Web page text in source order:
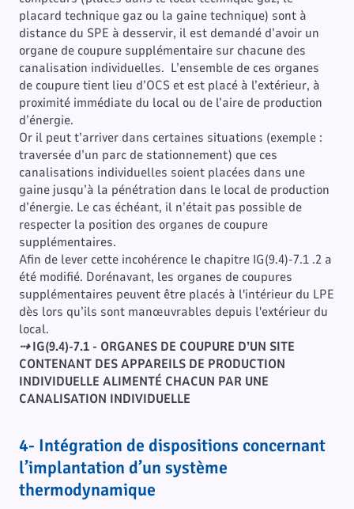
placard technique gaz ou la gaine technique) sont à
distance du SPE à desservir, il est demandé d’avoir un
organe de coupure supplémentaire sur chacune des
canalisation individuelles. L’ensemble de ces organes
de coupure tient lieu d’OCS et est placé à l’extérieur, à
proximité immédiate du local ou de l’aire de production
d’énergie.
Or il peut t’arriver dans certaines situations (exemple :
traversée d’un parc de stationnement) que ces
canalisations individuelles soient placées dans une
gaine jusqu’à la pénétration dans le local de production
d’énergie. Le cas échéant, il n’était pas possible de
respecter la position des organes de coupure
supplémentaires.
Afin de lever cette incohérence le chapitre IG(9.4)-7.1 .2 a
été modifié. Dorénavant, les organes de coupures
supplémentaires peuvent être placés à l'intérieur du LPE
dès lors qu’ils sont manœuvrables depuis l'extérieur du
local.
⇢IG(9.4)-7.1 - ORGANES DE COUPURE D’UN SITE
CONTENANT DES APPAREILS DE PRODUCTION
INDIVIDUELLE ALIMENTÉ CHACUN PAR UNE
CANALISATION INDIVIDUELLE
4- Intégration de dispositions concernant
l’implantation d’un système
thermodynamique